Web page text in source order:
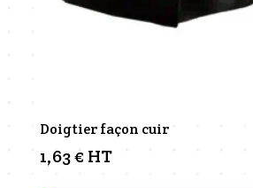
Doigtier façon cuir
1,63€ HT